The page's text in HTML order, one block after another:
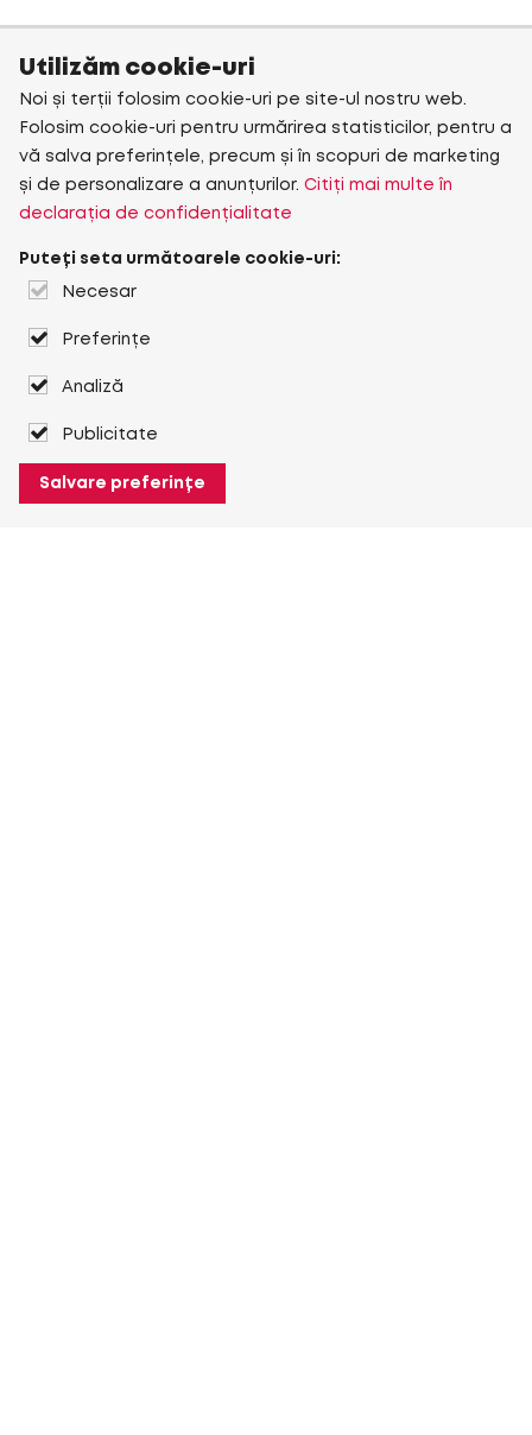
Utilizăm cookie-uri
Noi și terții folosim cookie-uri pe site-ul nostru web.
Folosim cookie-uri pentru urmărirea statisticilor, pentru a
vă salva preferințele, precum și în scopuri de marketing
și de personalizare a anunțurilor. Citiți mai multe în
declarația de confidențialitate
Puteți seta următoarele cookie-uri:
Necesar
Preferințe
Analiză
Publicitate
Salvare preferințe